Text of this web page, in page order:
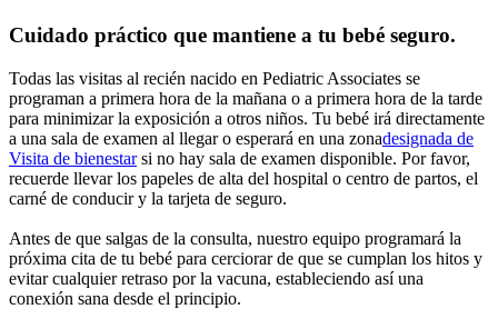
Cuidado práctico que mantiene a tu bebé seguro.
Todas las visitas al recién nacido en Pediatric Associates se
programan a primera hora de la mañana o a primera hora de la tarde
para minimizar la exposición a otros niños. Tu bebé irá directamente
a una sala de examen al llegar o esperará en una zonadesignada de
Visita de bienestarsi no hay sala de examen disponible. Por favor,
recuerde llevar los papeles de alta del hospital o centro de partos, el
carné de conducir y la tarjeta de seguro.
Antes de que salgas de la consulta, nuestro equipo programará la
próxima cita de tu bebé para cerciorar de que se cumplan los hitos y
evitar cualquier retraso por la vacuna, estableciendo así una
conexión sana desde el principio.